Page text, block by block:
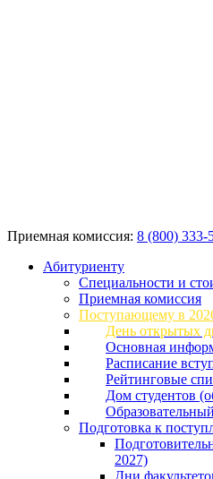
Приемная комиссия: 8 (800) 333-
Абитуриенту
Специальности и
Приемная комиссия
Поступающему в
День открытых
Основная
Расписание
Рейтинговые
Дом студентов
Подготовка к
2027)
Дни